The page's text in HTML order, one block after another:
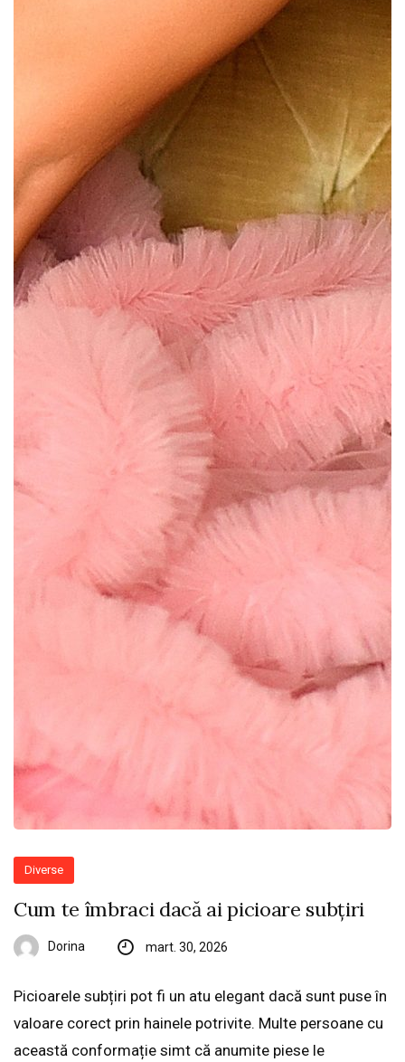
Diverse
Cum te îmbraci dacă ai picioare subțiri
Dorina mart. 30, 2026
Picioarele subțiri pot fi un atu elegant dacă sunt puse în
valoare corect prin hainele potrivite. Multe persoane cu
această conformație simt că anumite piese le